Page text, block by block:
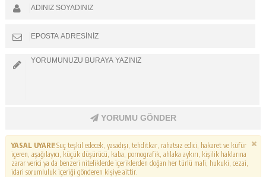
YORUMU GÖNDER
YASAL UYARI!Suç teşkil edecek, yasadışı, tehditkar, rahatsız edici, hakaret ve küfür
içeren, aşağılayıcı, küçük düşürücü, kaba, pornografik, ahlaka aykırı, kişilik haklarına
zarar verici ya da benzeri niteliklerde içeriklerden doğan her türlü mali, hukuki, cezai,
idari sorumluluk içeriği gönderen kişiye aittir.